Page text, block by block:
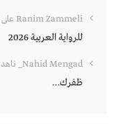
Ranim Zammeli على
للرواية العربية 2026
Nahid Mengad_ ناهد منكاد
ظفرك…